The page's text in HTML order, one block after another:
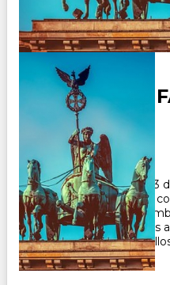
ALEMANIA -
Duración:
13Días12 Noches
Paquete Turistico de 13
sur y del este al oeste:
de AlemaniaBerlín,
descubra las metrópolis
románticos y el
CONSULTAR